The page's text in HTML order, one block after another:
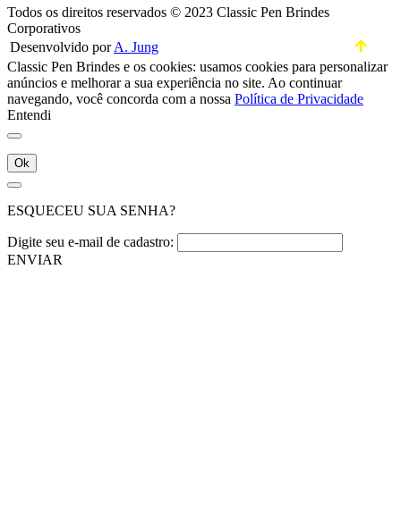
Todos os direitos reservados © 2023 Classic Pen Brindes
Corporativos
Desenvolvido porA. Jung
Classic Pen Brindes e os cookies: usamos cookies para personalizar
anúncios e melhorar a sua experiência no site. Ao continuar
navegando, você concorda com a nossa Política de Privacidade
Entendi
Ok
ESQUECEU SUA SENHA?
Digite seu e-mail de cadastro:
ENVIAR